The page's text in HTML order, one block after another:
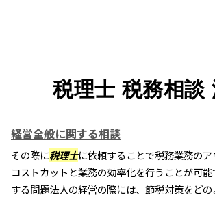
税理士 税務相談
経営全般に関する相談
その際に税理士に依頼することで税務業務の
コストカットと業務の効率化を行うことが可
する問題法人の経営の際には、節税対策をど